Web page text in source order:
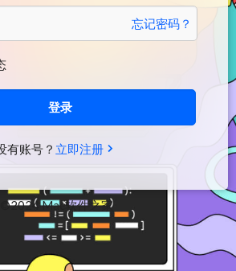
忘记密码？
登录
有账号？ 立即注册
©2024 Mac软件之家